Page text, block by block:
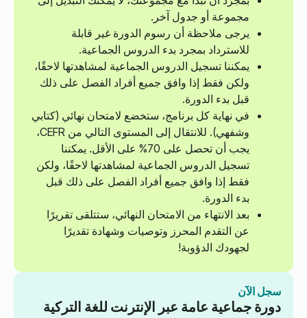
مجموعة أو جدول آخر.
يرجى ملاحظة أن رسوم الدورة غير قابلة
للاسترداد بمجرد بدء الدروس الجماعية.
يمكننا تسجيل الدروس الجماعية لمشاهدتها لاحقًا،
ولكن فقط إذا وافق جميع أفراد الفصل على ذلك
قبل بدء الدورة.
في نهاية كل برنامج، ستخضع لامتحان نهائي (كتابي
وشفهي). للانتقال إلى المستوى التالي من CEFR،
يجب أن تحصل على 70% على الأقل. يمكننا
تسجيل الدروس الجماعية لمشاهدتها لاحقًا، ولكن
فقط إذا وافق جميع أفراد الفصل على ذلك قبل
بدء الدورة.
بعد الانتهاء من الامتحان النهائي، ستتلقى تقريرًا
عن التقدم المحرز وتوصيات وشهادة تقديرًا
لجهودك الدؤوبة!
سجل الآن
دورة جماعية عامة عبر الإنترنت للغة التركية